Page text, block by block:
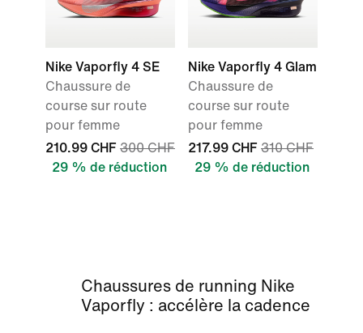
Nike Vaporfly 4 SE
Chaussure de
course sur route
pour femme
210.99 CHF 300 CHF
29 % de réduction
Nike Vaporfly 4 Glam
Chaussure de
course sur route
pour femme
217.99 CHF 310 CHF
29 % de réduction
Chaussures de running Nike
Vaporfly : accélère la cadence